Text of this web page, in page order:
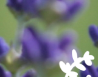
Skip
to
navigation
Skip
to
content